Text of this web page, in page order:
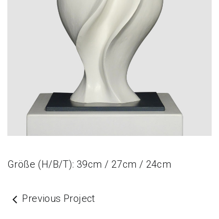
Größe (H/B/T): 39cm / 27cm / 24cm
Previous Project